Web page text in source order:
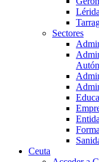
Lérida
Sectores
Ceuta